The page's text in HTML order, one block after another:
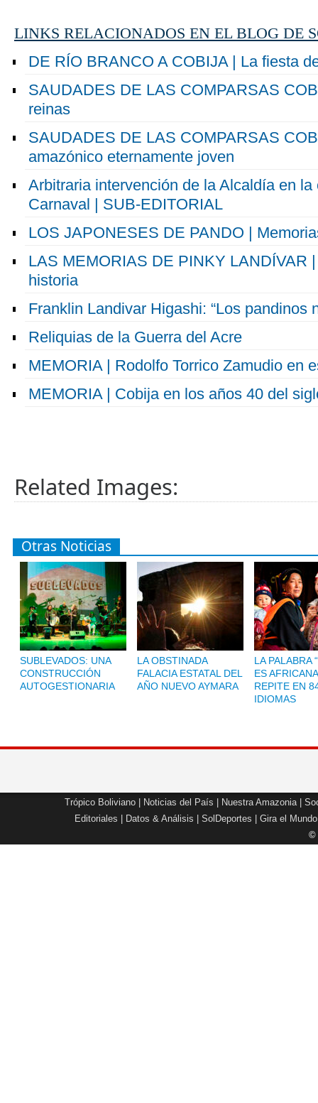
LINKS RELACIONADOS EN EL BLOG DE
DE RÍO BRANCO A COBIJA | La fiesta
SAUDADES DE LAS COMPARSAS
reinas
SAUDADES DE LAS COMPARSAS
amazónico eternamente joven
Arbitraria intervención de la Alcaldía en
Carnaval | SUB-EDITORIAL
LOS JAPONESES DE PANDO |
LAS MEMORIAS DE PINKY LANDÍVAR
historia
Franklin Landivar Higashi: “Los pandinos
Reliquias de la Guerra del Acre
MEMORIA | Rodolfo Torrico Zamudio en
MEMORIA | Cobija en los años 40 del
Related Images:
Otras Noticias
SUBLEVADOS: UNA
CONSTRUCCIÓN
AUTOGESTIONARIA
LA OBSTINADA
FALACIA ESTATAL DEL
AÑO NUEVO AYMARA
LA PALABRA
ES
REPITE EN
IDIOMAS
Trópico Boliviano Noticias del País Nuestra Amazonia|
Editoriales
Datos & Análisis SolDeportes Gira el Mundo
©